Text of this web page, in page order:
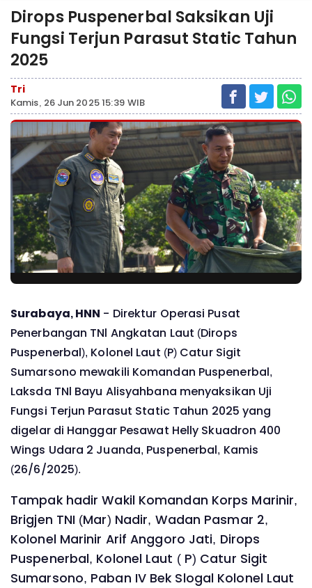
Dirops Puspenerbal Saksikan Uji
Fungsi Terjun Parasut Static Tahun
2025
Tri
Kamis, 26 Jun 2025 15:39 WIB
Surabaya, HNN - Direktur Operasi Pusat
Penerbangan TNl Angkatan Laut (Dirops
Puspenerbal), Kolonel Laut (P) Catur Sigit
Sumarsono mewakili Komandan Puspenerbal,
Laksda TNl Bayu Alisyahbana menyaksikan Uji
Fungsi Terjun Parasut Static Tahun 2025 yang
digelar di Hanggar Pesawat Helly Skuadron 400
Wings Udara 2 Juanda, Puspenerbal, Kamis
(26/6/2025).
Tampak hadir Wakil Komandan Korps Marinir,
Brigjen TNI (Mar) Nadir, Wadan Pasmar 2,
Kolonel Marinir Arif Anggoro Jati, Dirops
Puspenerbal, Kolonel Laut ( P) Catur Sigit
Sumarsono, Paban IV Bek Slogal Kolonel Laut